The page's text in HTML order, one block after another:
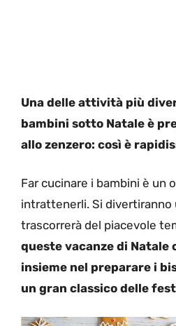
Una delle attività più
bambini sotto Natale è
allo zenzero: così è
Far cucinare i bambini è un
intrattenerli. Si divertiranno
trascorrerà del piacevole
queste vacanze di Natale
insieme nel preparare i
un gran classico delle